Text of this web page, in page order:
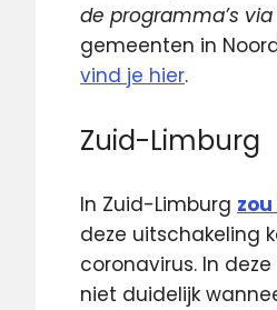
de programma’s
gemeenten in
vind je hier.
Zuid-Limburg
In Zuid-Limburg
deze uitschakeling
coronavirus. In
niet duidelijk